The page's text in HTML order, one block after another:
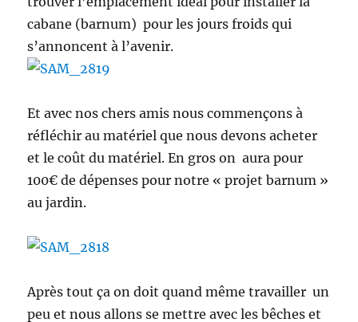
cabane (barnum) pour les jours froids qui
s’annoncent à l’avenir.
Et avec nos chers amis nous commençons à
réfléchir au matériel que nous devons acheter
et le coût du matériel. En gros on aura pour
100€ de dépenses pour notre « projet barnum »
au jardin.
Après tout ça on doit quand même travailler un
peu et nous allons se mettre avec les bêches et